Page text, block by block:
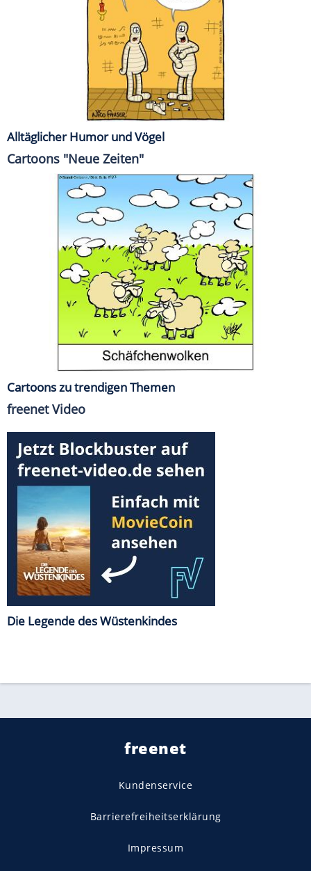
Alltäglicher Humor und Vögel
Cartoons "Neue Zeiten"
Cartoons zu trendigen Themen
freenet Video
Die Legende des Wüstenkindes
freenet
Kundenservice
Barrierefreiheitserklärung
Impressum